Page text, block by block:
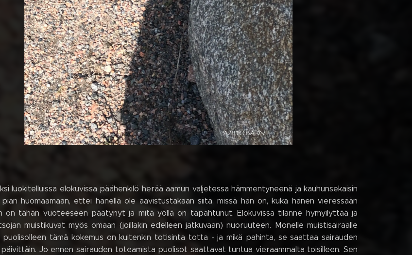
luokitelluissa elokuvissa päähenkilö herää aamun valjetessa hämmentyneenä ja kauhunsekaisin
huomaamaan, ettei hänellä ole aavistustakaan siitä, missä hän on, kuka hänen vieressään
on tähän vuoteeseen päätynyt ja mitä yöllä on tapahtunut. Elokuvissa tilanne hymyilyttää ja
muistikuvat myös omaan (joillakin edelleen jatkuvaan) nuoruuteen. Monelle muistisairaalle
puolisolleen tämä kokemus on kuitenkin totisinta totta - ja mikä pahinta, se saattaa sairauden
Jo ennen sairauden toteamista puolisot saattavat tuntua vieraammalta toisilleen. Sen